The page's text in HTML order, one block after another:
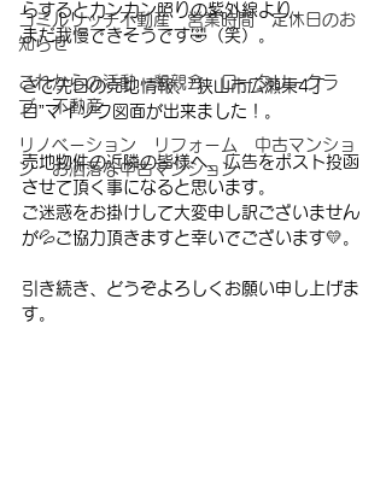
コミルリッチ不動産 営業時間 定休日のお
知らせ
これからの活動 懇親会 ロータリークラ
ブ 不動産
リノベーション リフォーム 中古マンショ
ン お洒落な中古マンション
らするとカンカン照りの紫外線より、
まだ我慢できそうです🤣（笑）。
さて先日の売地情報、”狭山市広瀬東4丁
目”マイソク図面が出来ました！。
売地物件の近隣の皆様へ、広告をポスト投函
させて頂く事になると思います。
ご迷惑をお掛けして大変申し訳ございません
が💦ご協力頂きますと幸いでございます💛。
引き続き、どうぞよろしくお願い申し上げま
す。